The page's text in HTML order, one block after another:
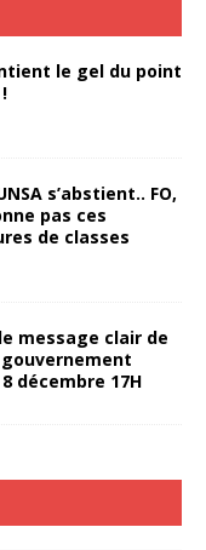
le gel du point
s’abstient.. FO,
pas ces
de classes
message clair de
décembre 17H